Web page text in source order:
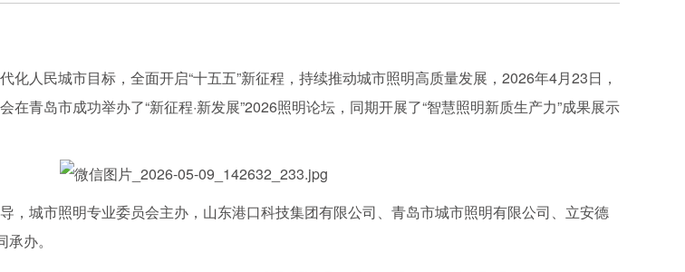
化人民城市目标，全面开启“十五五”新征程，持续推动城市照明高质量发展，2026年4月23日，
在青岛市成功举办了“新征程·新发展”2026照明论坛，同期开展了“智慧照明新质生产力”成果展示
城市照明专业委员会主办，山东港口科技集团有限公司、青岛市城市照明有限公司、立安德
办。